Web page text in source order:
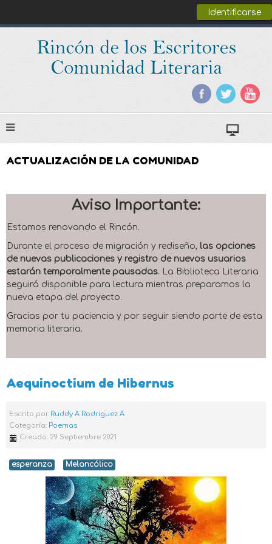
Identificarse
ACTUALIZACIÓN DE LA COMUNIDAD
Aviso Importante:
Estamos renovando el Rincón.
Durante el proceso de migración y rediseño, las opciones
de nuevas publicaciones y registro de nuevos usuarios
estarán temporalmente pausadas. La Biblioteca Literaria
seguirá disponible para lectura mientras preparamos la
nueva etapa del proyecto.
Gracias por tu paciencia y por seguir siendo parte de esta
memoria literaria.
Aequinoctium de Hibernus
Escrito por Ruddy A Rodriguez A
Categoría: Poemas
Creado: 29 Septiembre 2021
esperanza Melancólico